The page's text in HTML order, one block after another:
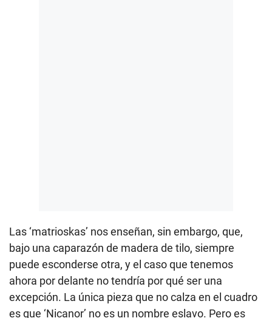
Las ‘matrioskas’ nos enseñan, sin embargo, que,
bajo una caparazón de madera de tilo, siempre
puede esconderse otra, y el caso que tenemos
ahora por delante no tendría por qué ser una
excepción. La única pieza que no calza en el cuadro
es que ‘Nicanor’ no es un nombre eslavo. Pero es